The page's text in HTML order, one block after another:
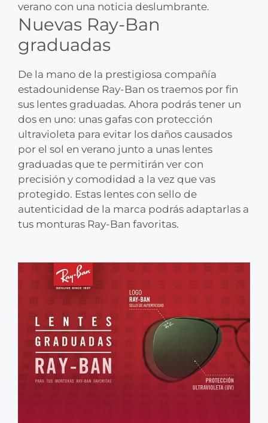
verano con una noticia deslumbrante.
Nuevas Ray-Ban
graduadas
De la mano de la prestigiosa compañía
estadounidense Ray-Ban os traemos por fin
sus lentes graduadas. Ahora podrás tener un
dos en uno: unas gafas con protección
ultravioleta para evitar los daños causados
por el sol en verano junto a unas lentes
graduadas que te permitirán ver con
precisión y comodidad a la vez que vas
protegido. Estas lentes con sello de
autenticidad de la marca podrás adaptarlas a
tus monturas Ray-Ban favoritas.